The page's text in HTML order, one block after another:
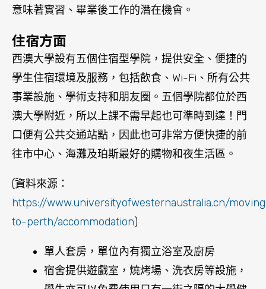
https://www.universityofwesternaustralia.cn/
to-perth/accommodation
單人套房，單位內有獨立浴室及廚房
宿舍提供遊戲室，燒烤場、洗衣房等設施，
學生亦可以免費使用只有一街之隔的大學健
身房及室內運動
宿舍自設飯堂，定時為學生提供一日三餐
24小時保安設施，所有宿舍大堂及房間均需
拍智能卡進入
日），另外還有迎新費450澳元、上網費200
元（每學期）、終身格魯吉亞網絡會員100澳
元、建築稅300澳元（不適用於交換生）、